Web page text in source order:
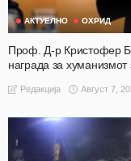
АКТУЕЛНО ОХРИД
Проф. Д-р Кристофер
награда за хуманизмот
Редакција Август 7,